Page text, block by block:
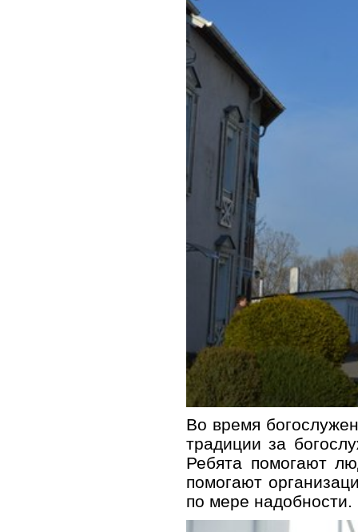
Во время
традиции за
Ребята помогают
помогают
по мере надобности.